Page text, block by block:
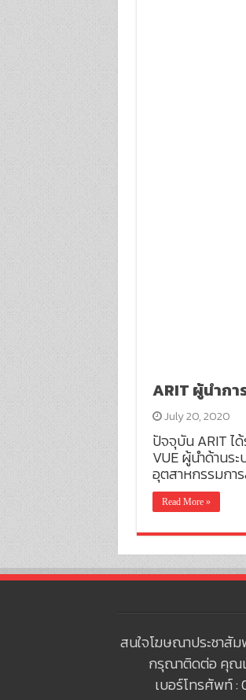
ARIT ผู้นำกา
July 20, 2020
ปัจจุบัน ARIT ไ
VUE ผู้นำด้านร
อุตสาหกรรมกา
Read More »
สนใจโฆษณาประชาสั
กรุณาติดต่อ คุณ
เบอร์โทรศัพท์ :